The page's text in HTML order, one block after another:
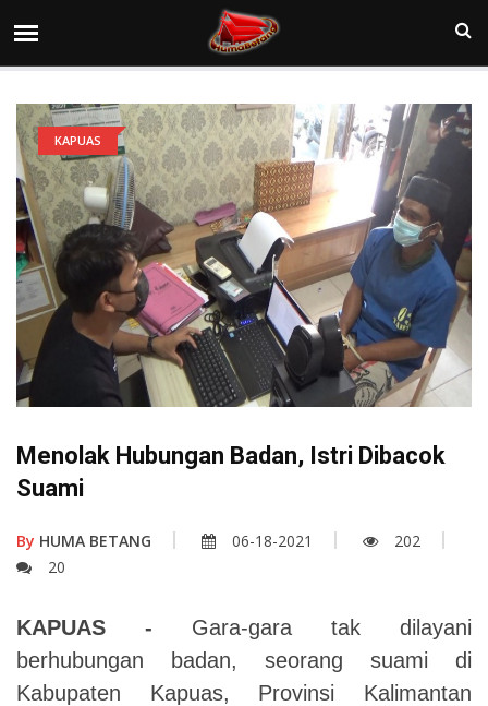
KAPUAS
Menolak Hubungan Badan, Istri Dibacok
Suami
By HUMA BETANG 06-18-2021
202
20
KAPUAS - Gara-gara tak dilayani
berhubungan badan, seorang suami di
Kabupaten Kapuas, Provinsi Kalimantan